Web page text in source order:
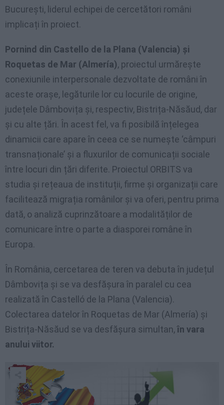
București, liderul echipei de cercetători români
implicați în proiect.
Pornind din Castello de la Plana (Valencia) și
Roquetas de Mar (Almería), proiectul urmărește
conexiunile interpersonale dezvoltate de români în
aceste orașe, legăturile lor cu locurile de origine,
județele Dâmbovița și, respectiv, Bistrița-Năsăud, dar
și cu alte țări. În acest fel, va fi posibilă înțelegea
dinamicii care apare în ceea ce se numește ‘câmpuri
transnaționale’ și a fluxurilor de comunicații sociale
între locuri din țări diferite. Proiectul ORBITS va
studia și rețeaua de instituții, firme și organizații care
facilitează migrația românilor și va oferi, pentru prima
dată, o analiză cuprinzătoare a modalităților de
comunicare între o parte a diasporei române în
Europa.
În România, cercetarea de teren va debuta în județul
Dâmbovița și se va desfășura în paralel cu cea
realizată în Castelló de la Plana (Valencia).
Colectarea datelor în Roquetas de Mar (Almería) și
Bistrița-Năsăud se va desfășura simultan,în vara
anului viitor.